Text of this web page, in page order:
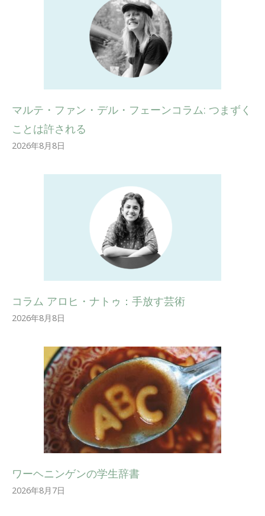
マルテ・ファン・デル・フェーンコラム: つまずく
ことは許される
2026年8月8日
コラム アロヒ・ナトゥ：手放す芸術
2026年8月8日
ワーヘニンゲンの学生辞書
2026年8月7日